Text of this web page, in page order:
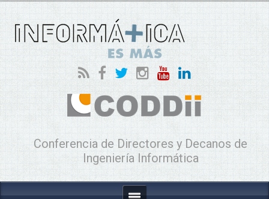
Conferencia de Directores y Decanos de
Ingeniería Informática